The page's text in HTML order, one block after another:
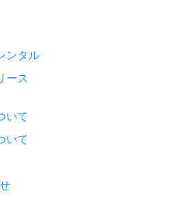
ンタル
ース
いて
いて